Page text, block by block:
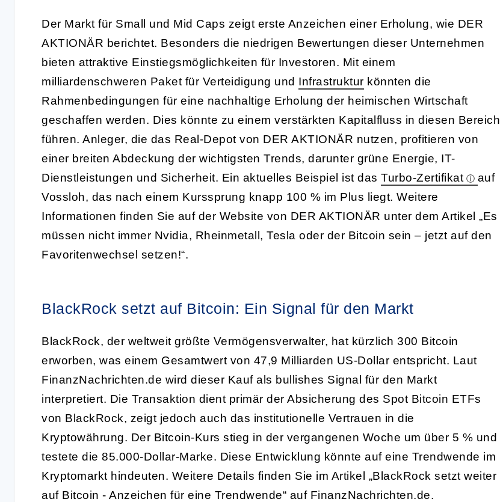
Der Markt für Small und Mid Caps zeigt erste Anzeichen einer Erholung, wie DER
AKTIONÄR berichtet. Besonders die niedrigen Bewertungen dieser Unternehmen
bieten attraktive Einstiegsmöglichkeiten für Investoren. Mit einem
milliardenschweren Paket für Verteidigung und Infrastruktur könnten die
Rahmenbedingungen für eine nachhaltige Erholung der heimischen Wirtschaft
geschaffen werden. Dies könnte zu einem verstärkten Kapitalfluss in diesen Bereich
führen. Anleger, die das Real-Depot von DER AKTIONÄR nutzen, profitieren von
einer breiten Abdeckung der wichtigsten Trends, darunter grüne Energie, IT-
Dienstleistungen und Sicherheit. Ein aktuelles Beispiel ist das Turbo-Zertifikat
auf
Vossloh, das nach einem Kurssprung knapp 100 % im Plus liegt. Weitere
Informationen finden Sie auf der Website von DER AKTIONÄR unter dem Artikel „Es
müssen nicht immer Nvidia, Rheinmetall, Tesla oder der Bitcoin sein – jetzt auf den
Favoritenwechsel setzen!“.
BlackRock setzt auf Bitcoin: Ein Signal für den Markt
BlackRock, der weltweit größte Vermögensverwalter, hat kürzlich 300 Bitcoin
erworben, was einem Gesamtwert von 47,9 Milliarden US-Dollar entspricht. Laut
FinanzNachrichten.de wird dieser Kauf als bullishes Signal für den Markt
interpretiert. Die Transaktion dient primär der Absicherung des Spot Bitcoin ETFs
von BlackRock, zeigt jedoch auch das institutionelle Vertrauen in die
Kryptowährung. Der Bitcoin-Kurs stieg in der vergangenen Woche um über 5 % und
testete die 85.000-Dollar-Marke. Diese Entwicklung könnte auf eine Trendwende im
Kryptomarkt hindeuten. Weitere Details finden Sie im Artikel „BlackRock setzt weiter
auf Bitcoin - Anzeichen für eine Trendwende“ auf FinanzNachrichten.de.